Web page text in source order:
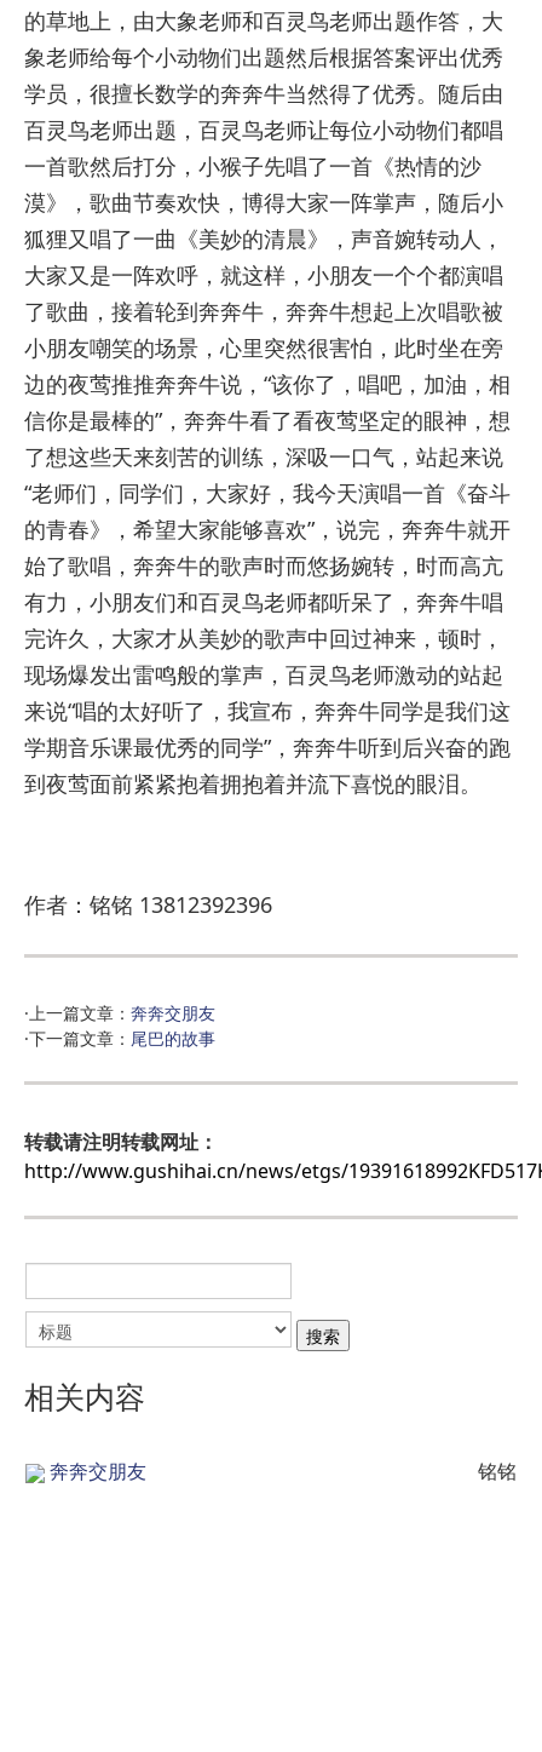
的草地上，由大象老师和百灵鸟老师出题作答，大
象老师给每个小动物们出题然后根据答案评出优秀
学员，很擅长数学的奔奔牛当然得了优秀。随后由
百灵鸟老师出题，百灵鸟老师让每位小动物们都唱
一首歌然后打分，小猴子先唱了一首《热情的沙
漠》，歌曲节奏欢快，博得大家一阵掌声，随后小
狐狸又唱了一曲《美妙的清晨》，声音婉转动人，
大家又是一阵欢呼，就这样，小朋友一个个都演唱
了歌曲，接着轮到奔奔牛，奔奔牛想起上次唱歌被
小朋友嘲笑的场景，心里突然很害怕，此时坐在旁
边的夜莺推推奔奔牛说，“该你了，唱吧，加油，相
信你是最棒的”，奔奔牛看了看夜莺坚定的眼神，想
了想这些天来刻苦的训练，深吸一口气，站起来说
“老师们，同学们，大家好，我今天演唱一首《奋斗
的青春》，希望大家能够喜欢”，说完，奔奔牛就开
始了歌唱，奔奔牛的歌声时而悠扬婉转，时而高亢
有力，小朋友们和百灵鸟老师都听呆了，奔奔牛唱
完许久，大家才从美妙的歌声中回过神来，顿时，
现场爆发出雷鸣般的掌声，百灵鸟老师激动的站起
来说“唱的太好听了，我宣布，奔奔牛同学是我们这
学期音乐课最优秀的同学”，奔奔牛听到后兴奋的跑
到夜莺面前紧紧抱着拥抱着并流下喜悦的眼泪。
作者：铭铭 13812392396
·上一篇文章： 奔奔交朋友
·下一篇文章： 尾巴的故事
转载请注明转载网址：
http://www.gushihai.cn/news/etgs/
相关内容
奔奔交朋友 铭铭